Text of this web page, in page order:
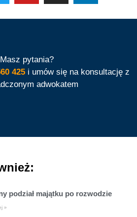
Masz pytania?
425 i umów się na konsultację z
adwokatem
podział majątku po rozwodzie
»